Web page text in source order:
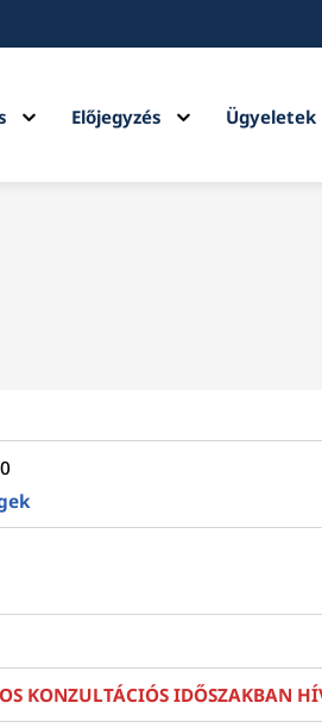
Expand
Előjegyzés
Expand
Ügyeletek
KONZULTÁCIÓS IDŐSZAKBAN